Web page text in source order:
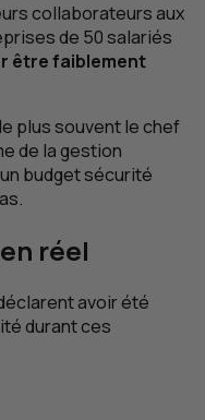
collaborateurs aux
de 50 salariés
être faiblement
plus souvent le chef
de la gestion
budget sécurité
réel
avoir été
durant ces